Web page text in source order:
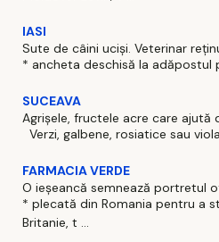
IASI
Sute de câini uciși. Veterinar
* ancheta deschisă la adăpostul
SUCEAVA
Agrișele, fructele acre care ajută
Verzi, galbene, rosiatice sau
FARMACIA VERDE
O ieșeancă semnează portretul
* plecată din Romania pentru a
Britanie, t ...